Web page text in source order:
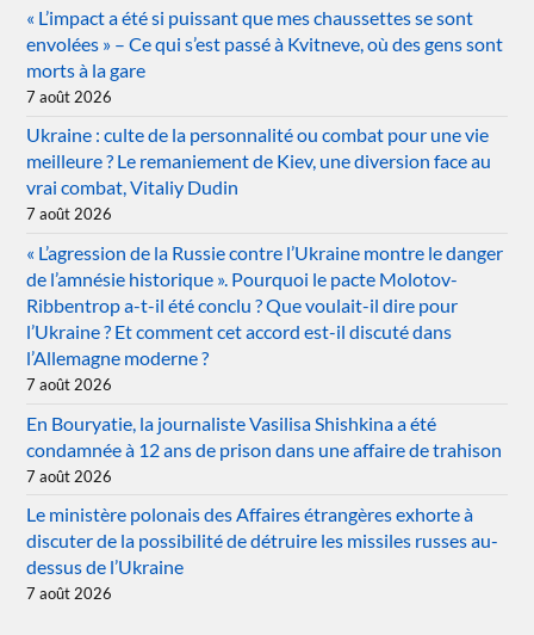
« L’impact a été si puissant que mes chaussettes se sont
envolées » – Ce qui s’est passé à Kvitneve, où des gens sont
morts à la gare
7 août 2026
Ukraine : culte de la personnalité ou combat pour une vie
meilleure ? Le remaniement de Kiev, une diversion face au
vrai combat, Vitaliy Dudin
7 août 2026
« L’agression de la Russie contre l’Ukraine montre le danger
de l’amnésie historique ». Pourquoi le pacte Molotov-
Ribbentrop a-t-il été conclu ? Que voulait-il dire pour
l’Ukraine ? Et comment cet accord est-il discuté dans
l’Allemagne moderne ?
7 août 2026
En Bouryatie, la journaliste Vasilisa Shishkina a été
condamnée à 12 ans de prison dans une affaire de trahison
7 août 2026
Le ministère polonais des Affaires étrangères exhorte à
discuter de la possibilité de détruire les missiles russes au-
dessus de l’Ukraine
7 août 2026